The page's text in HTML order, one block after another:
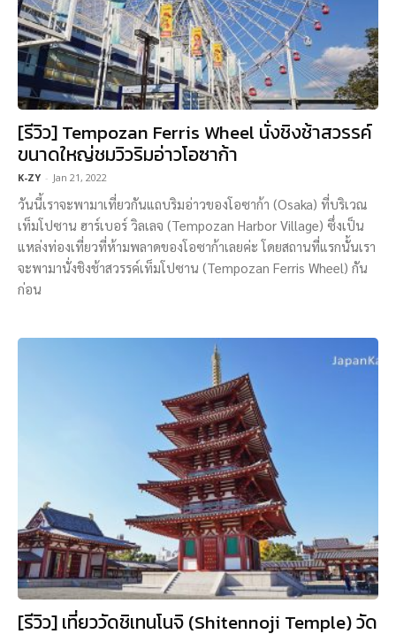
[รีวิว] Tempozan Ferris Wheel นั่งชิงช้าสวรรค์
ขนาดใหญ่ชมวิวริมอ่าวโอซาก้า
K-ZY - Jan 21, 2022
วันนี้เราจะพามาเที่ยวกันแถบริมอ่าวของโอซาก้า (Osaka) ที่บริเวณ
เท็มโปซาน ฮาร์เบอร์ วิลเลจ (Tempozan Harbor Village) ซึ่งเป็น
แหล่งท่องเที่ยวที่ห้ามพลาดของโอซาก้าเลยค่ะ โดยสถานที่แรกนั้นเรา
จะพามานั่งชิงช้าสวรรค์เท็มโปซาน (Tempozan Ferris Wheel) กัน
ก่อน
[รีวิว] เที่ยววัดชิเทนโนจิ (Shitennoji Temple) วัด